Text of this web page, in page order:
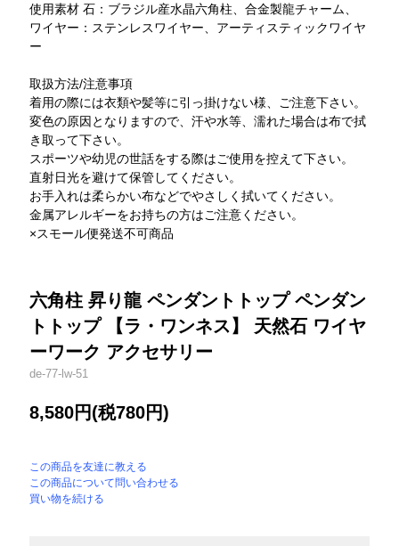
使用素材 石：ブラジル産水晶六角柱、合金製龍チャーム、
ワイヤー：ステンレスワイヤー、アーティスティックワイヤ
ー
取扱方法/注意事項
着用の際には衣類や髪等に引っ掛けない様、ご注意下さい。
変色の原因となりますので、汗や水等、濡れた場合は布で拭
き取って下さい。
スポーツや幼児の世話をする際はご使用を控えて下さい。
直射日光を避けて保管してください。
お手入れは柔らかい布などでやさしく拭いてください。
金属アレルギーをお持ちの方はご注意ください。
×スモール便発送不可商品
六角柱 昇り龍 ペンダントトップ ペンダン
トトップ 【ラ・ワンネス】 天然石 ワイヤ
ーワーク アクセサリー
de-77-lw-51
8,580円(税780円)
この商品を友達に教える
この商品について問い合わせる
買い物を続ける